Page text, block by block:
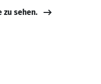
zu sehen.